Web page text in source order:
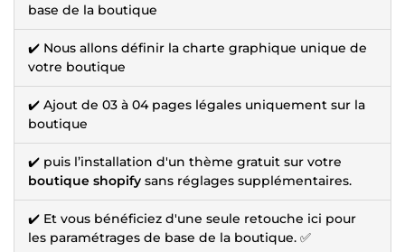
base de la boutique
✔️ Nous allons définir la charte graphique unique de
votre boutique
✔️ Ajout de 03 à 04 pages légales uniquement sur la
boutique
✔️ puis l’installation d'un thème gratuit sur votre
boutique shopify sans réglages supplémentaires.
✔️ Et vous bénéficiez d'une seule retouche ici pour
les paramétrages de base de la boutique. ✅